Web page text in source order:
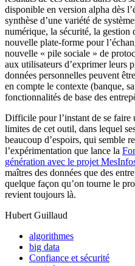
disponible en version alpha dès
synthèse d’une variété de
numérique, la sécurité, la gestion
nouvelle plate-forme pour
nouvelle « pile sociale » de
aux utilisateurs d’exprimer leurs
données personnelles peuvent
en compte le contexte (banque,
fonctionnalités de base des
Difficile pour l’instant de se faire
limites de cet outil, dans lequel
beaucoup d’espoirs, qui semble
l’expérimentation que lance la
génération avec le projet
maîtres des données que des
quelque façon qu’on tourne le
revient toujours là.
Hubert Guillaud
algorithmes
big data
Confiance et sécurité